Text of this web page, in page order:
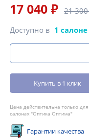
17 040 ₽ 21
Доступно в 1 салоне
Купить в 1 клик
Цена действительна только
салонах "Оптика Оптима"
Гарантии качества